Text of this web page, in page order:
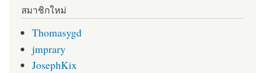
สมาชิกใหม่
Thomasygd
jmprary
JosephKix